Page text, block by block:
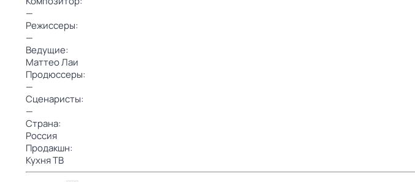
—
Режиссеры:
—
Ведущие:
Маттео Лаи
Продюссеры:
—
Сценаристы:
—
Страна:
Россия
Продакшн:
Кухня ТВ